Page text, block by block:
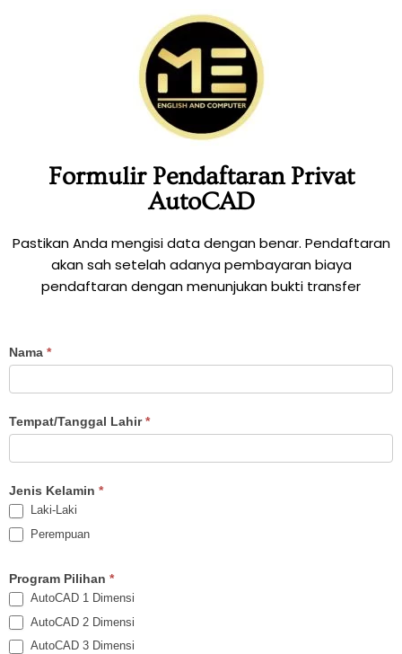
Formulir Pendaftaran Privat
AutoCAD
Pastikan Anda mengisi data dengan benar. Pendaftaran
akan sah setelah adanya pembayaran biaya
pendaftaran dengan menunjukan bukti transfer
Formulir
Privat
AutoCAD
Nama *
Tempat/Tanggal Lahir*
Jenis Kelamin *
Laki-Laki
Perempuan
Program Pilihan *
AutoCAD 1 Dimensi
AutoCAD 2 Dimensi
AutoCAD 3 Dimensi